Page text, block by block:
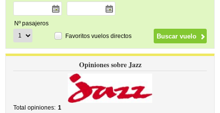
Nº pasajeros
Favoritos vuelos directos
Opiniones sobre Jazz
Total opiniones: 1